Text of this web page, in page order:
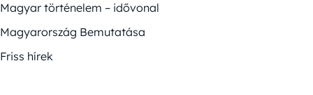
Magyar történelem – idővonal
Magyarország Bemutatása
Friss hírek